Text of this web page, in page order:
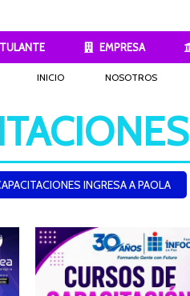
EMPRESA
INICIO NOSOTROS
INGRESA A PAOLA